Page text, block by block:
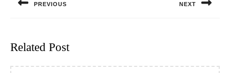
l’articlePREVIOUS NEXT
Related Post